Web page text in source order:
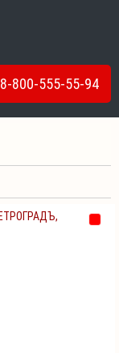
8-800-555-55-94